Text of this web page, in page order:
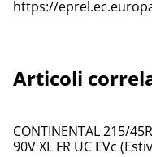
https://
Articoli
%
CONTINENTAL 215/
90V XL FR UC EVc